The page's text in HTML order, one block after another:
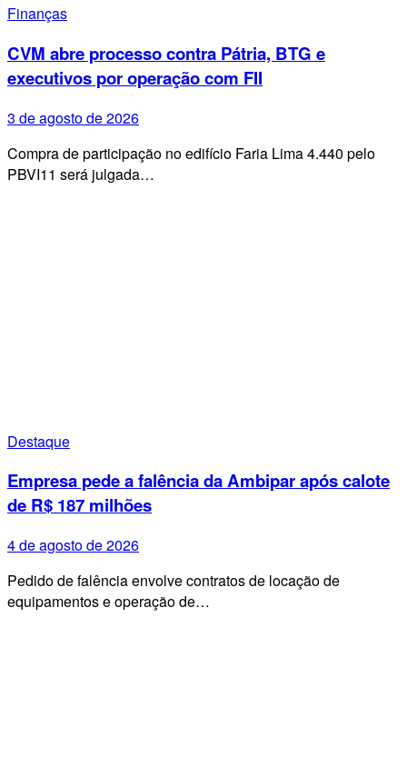
Finanças
CVM abre processo contra Pátria, BTG e
executivos por operação com FII
3 de agosto de 2026
Compra de participação no edifício Faria Lima 4.440 pelo
PBVI11 será julgada…
Destaque
Empresa pede a falência da Ambipar após calote
de R$ 187 milhões
4 de agosto de 2026
Pedido de falência envolve contratos de locação de
equipamentos e operação de…